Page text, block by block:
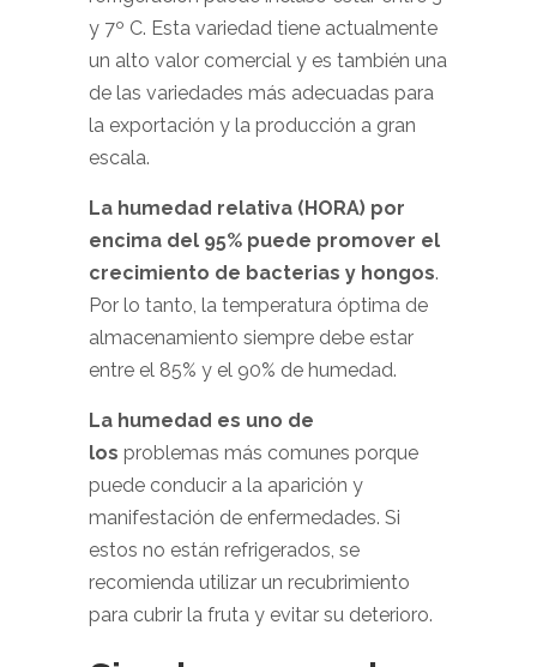
y 7º C. Esta variedad tiene actualmente
un alto valor comercial y es también una
de las variedades más adecuadas para
la exportación y la producción a gran
escala.
La humedad relativa (HORA) por
encima del 95% puede promover el
crecimiento de bacterias y hongos.
Por lo tanto, la temperatura óptima de
almacenamiento siempre debe estar
entre el 85% y el 90% de humedad.
La humedad es uno de
los problemas más comunes porque
puede conducir a la aparición y
manifestación de enfermedades. Si
estos no están refrigerados, se
recomienda utilizar un recubrimiento
para cubrir la fruta y evitar su deterioro.